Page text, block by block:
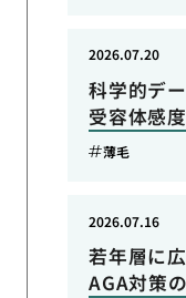
科学的デ
受容体感
2026.07.20
薄毛
若年層に
AGA対策
2026.07.16